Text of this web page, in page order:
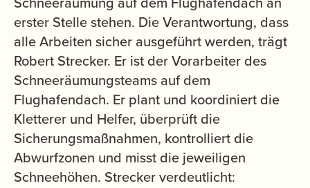
erster Stelle stehen. Die Verantwortung, dass
alle Arbeiten sicher ausgeführt werden, trägt
Robert Strecker. Er ist der Vorarbeiter des
Schneeräumungsteams auf dem
Flughafendach. Er plant und koordiniert die
Kletterer und Helfer, überprüft die
Sicherungsmaßnahmen, kontrolliert die
Abwurfzonen und misst die jeweiligen
Schneehöhen. Strecker verdeutlicht: